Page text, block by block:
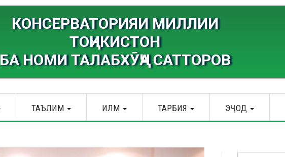
КОНСЕРВАТОРИЯИ МИЛЛИИ
ТОҶИКИСТОН
БА НОМИ ТАЛАБХӮҶА САТТОРОВ
ТАЪЛИМ ИЛМ ТАРБИЯ ЭҶОД